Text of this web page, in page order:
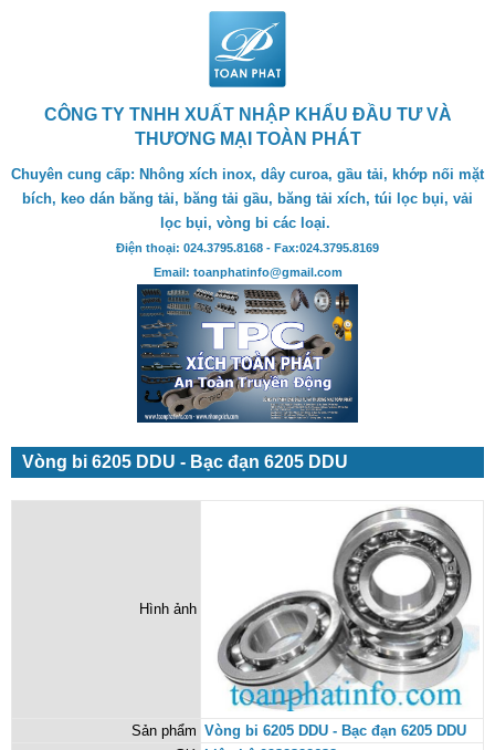
CÔNG TY TNHH XUẤT NHẬP KHẨU ĐẦU TƯ VÀ
THƯƠNG MẠI TOÀN PHÁT
Chuyên cung cấp: Nhông xích inox, dây curoa, gầu tải, khớp nối mặt
bích, keo dán băng tải, băng tải gầu, băng tải xích, túi lọc bụi, vải
lọc bụi, vòng bi các loại.
Điện thoại: 024.3795.8168 - Fax:024.3795.8169
Email: toanphatinfo@gmail.com
Vòng bi 6205 DDU - Bạc đạn 6205 DDU
Hình ảnh
Sản phẩm Vòng bi 6205 DDU - Bạc đạn 6205 DDU